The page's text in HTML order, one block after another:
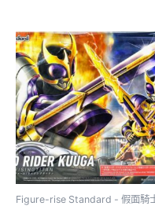
Figure-rise Standard - 假面騎